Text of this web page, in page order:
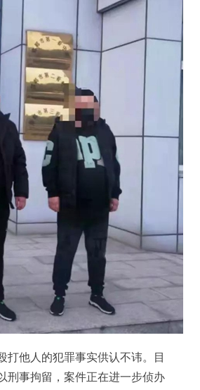
他人的犯罪事实供认不讳。目
刑事拘留，案件正在进一步侦办